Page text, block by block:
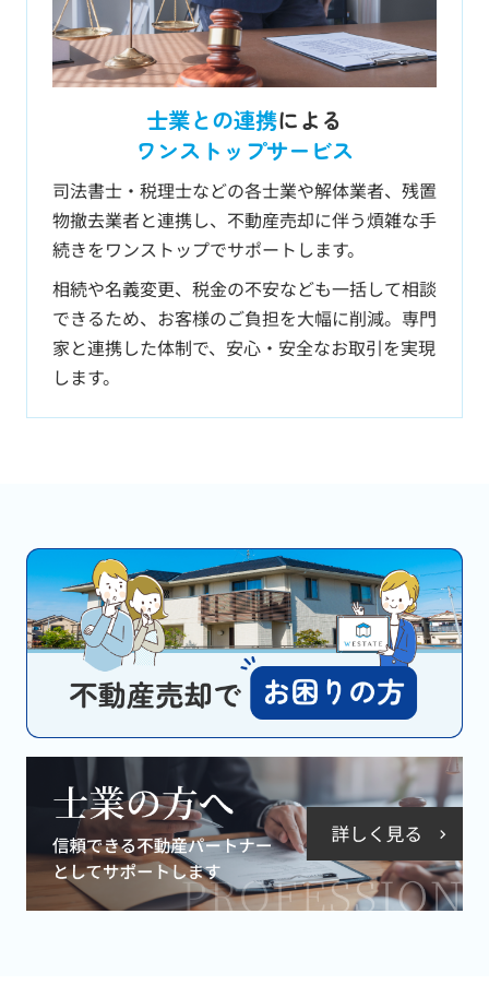
士業との連携による
ワンストップサービス
司法書士・税理士などの各士業や解体業者、残置
物撤去業者と連携し、不動産売却に伴う煩雑な手
続きをワンストップでサポートします。
相続や名義変更、税金の不安なども一括して相談
できるため、お客様のご負担を大幅に削減。専門
家と連携した体制で、安心・安全なお取引を実現
します。